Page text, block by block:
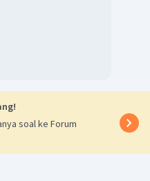
reaksi tersebut sebagai
soal ke Forum